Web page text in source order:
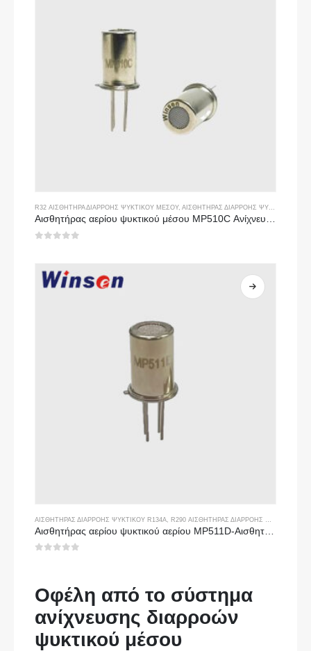
R32 ΑΙΣΘΗΤΉΡΑ ΔΙΑΡΡΟΉΣ ΨΥΚΤΙΚΟΎ ΜΈΣΟΥ, ΑΙΣΘΗΤΉΡΑΣ ΔΙΑΡΡΟΉΣ ΨΥΚΤΙΚΟΎ R134A
ΑΙΣΘΗΤΉΡΑΣ ΔΙΑΡΡΟΉΣ ΨΥΚΤΙΚΟΎ R134A R290 ΑΙΣΘΗΤΉΡΑΣ ΔΙΑΡΡΟΉΣ ΨΥΚΤΙΚΟΎ ΜΈΣΟΥ
Οφέλη από το σύστημα
ανίχνευσης διαρροών
ψυκτικού μέσου